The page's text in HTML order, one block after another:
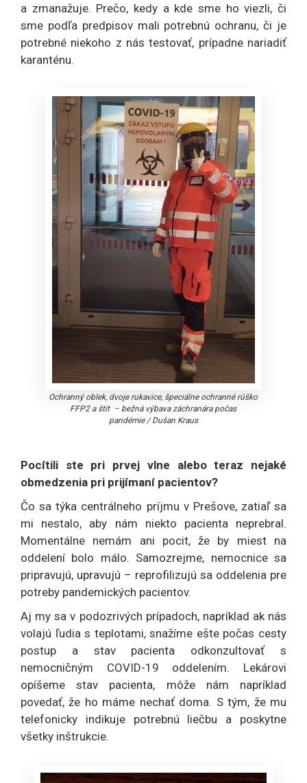
a zmanažuje. Prečo, kedy a kde sme ho viezli, či
sme podľa predpisov mali potrebnú ochranu, či je
potrebné niekoho z nás testovať, prípadne nariadiť
karanténu.
Ochranný oblek, dvoje rukavice, špeciálne ochranné rúško
FFP2 a štít – bežná výbava záchranára počas
pandémie/Dušan Kraus
Pocítili ste pri prvej vlne alebo teraz nejaké
obmedzenia pri prijímaní pacientov?
Čo sa týka centrálneho príjmu v Prešove, zatiaľ sa
mi nestalo, aby nám niekto pacienta neprebral.
Momentálne nemám ani pocit, že by miest na
oddelení bolo málo. Samozrejme, nemocnice sa
pripravujú, upravujú – reprofilizujú sa oddelenia pre
potreby pandemických pacientov.
Aj my sa v podozrivých prípadoch, napríklad ak nás
volajú ľudia s teplotami, snažíme ešte počas cesty
postup a stav pacienta odkonzultovať s
nemocničným COVID-19 oddelením. Lekárovi
opíšeme stav pacienta, môže nám napríklad
povedať, že ho máme nechať doma. S tým, že mu
telefonicky indikuje potrebnú liečbu a poskytne
všetky inštrukcie.